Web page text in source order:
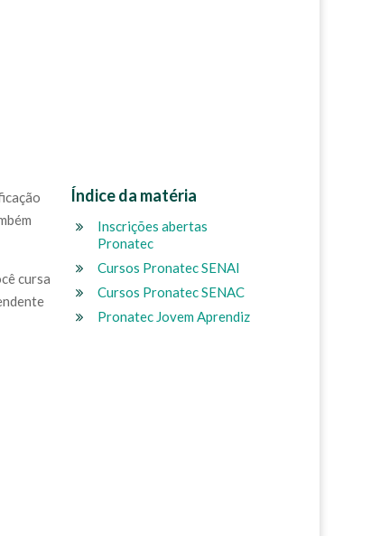
cursa
Índice da matéria
Inscrições abertas
Pronatec
Cursos Pronatec SENAI
Cursos Pronatec SENAC
Pronatec Jovem Aprendiz